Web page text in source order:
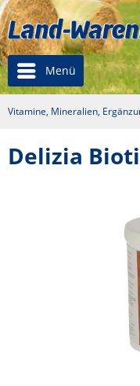
Menü
Vitamine, Mineralien,
Delizia